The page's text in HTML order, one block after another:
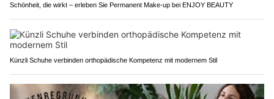
Schönheit, die wirkt – erleben Sie Permanent Make-up bei ENJOY BEAUTY
Künzli Schuhe verbinden orthopädische Kompetenz mit modernem Stil